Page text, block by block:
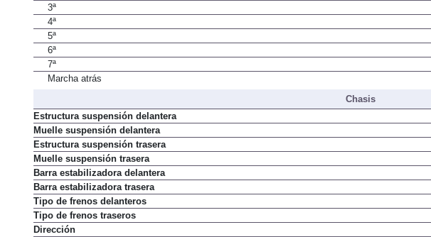
3ª
4ª
5ª
6ª
7ª
Marcha atrás
Chasis
Estructura suspensión delantera
Muelle suspensión delantera
Estructura suspensión trasera
Muelle suspensión trasera
Barra estabilizadora delantera
Barra estabilizadora trasera
Tipo de frenos delanteros
Tipo de frenos traseros
Dirección